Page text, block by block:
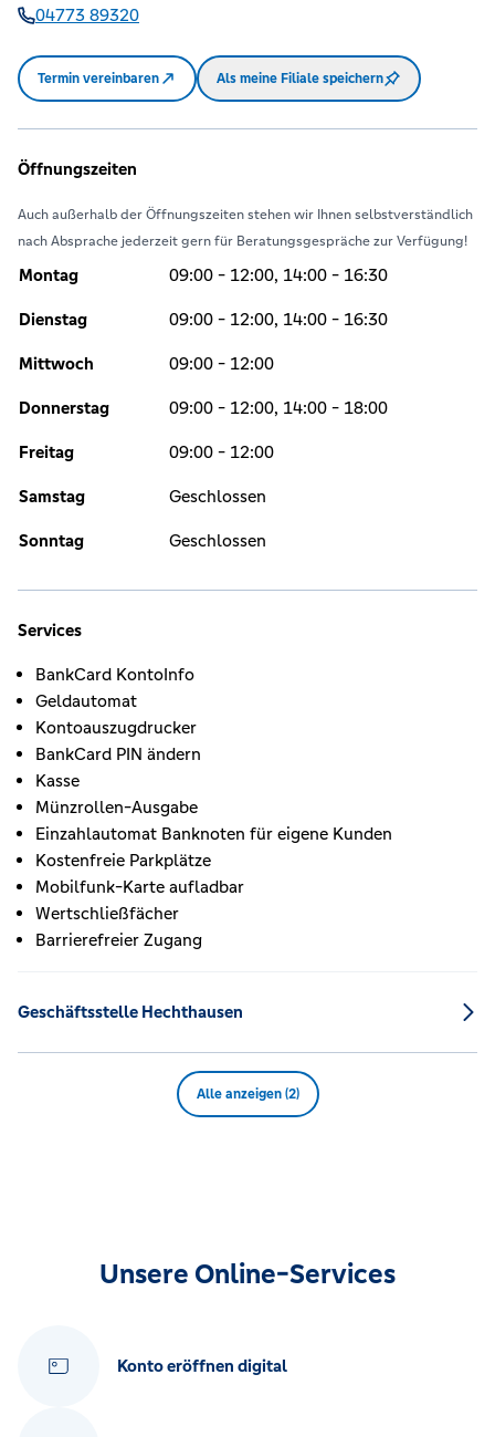
04773 89320
Termin vereinbaren Als meine Filiale speichern
Öffnungszeiten
Auch außerhalb der Öffnungszeiten stehen wir Ihnen selbstverständlich
nach Absprache jederzeit gern für Beratungsgespräche zur Verfügung!
Montag 09:00 - 12:00, 14:00 - 16:30
Dienstag 09:00 - 12:00, 14:00 - 16:30
Mittwoch 09:00 - 12:00
Donnerstag 09:00 - 12:00, 14:00 - 18:00
Freitag 09:00 - 12:00
Samstag Geschlossen
Sonntag Geschlossen
Services
BankCard KontoInfo
Geldautomat
Kontoauszugdrucker
BankCard PIN ändern
Kasse
Münzrollen-Ausgabe
Einzahlautomat Banknoten für eigene Kunden
Kostenfreie Parkplätze
Mobilfunk-Karte aufladbar
Wertschließfächer
Barrierefreier Zugang
Geschäftsstelle Hechthausen
Alle anzeigen (2)
Unsere Online-Services
Konto eröffnen digital